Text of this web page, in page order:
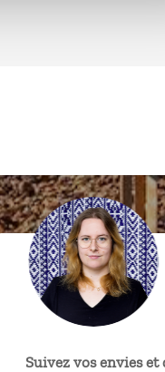
Suivez vos envies et